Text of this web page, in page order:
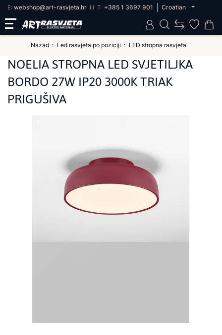
E: webshop@art-rasvjeta.hr ili T: +385 1 3697 901 Croatian
Nazad Led rasvjeta po poziciji LED stropna rasvjeta
NOELIA STROPNA LED SVJETILJKA
BORDO 27W IP20 3000K TRIAK
PRIGUŠIVA